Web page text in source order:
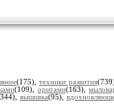
(175), техники развития
(109), оригами(163),
вышивка(95),